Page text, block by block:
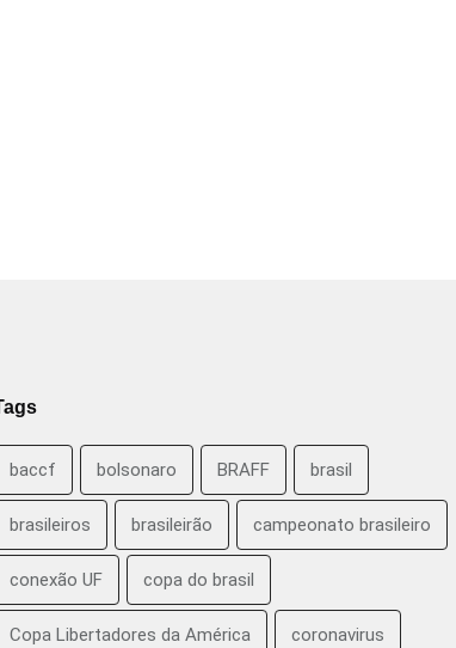
baccf bolsonaro BRAFF brasil
brasileiros brasileirão campeonato brasileiro
conexão UF copa do brasil
Copa Libertadores da América coronavirus